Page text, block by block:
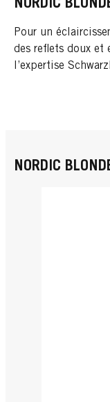
NORDIC
Pour un
des reflets doux et
l’expertise
NORDIC